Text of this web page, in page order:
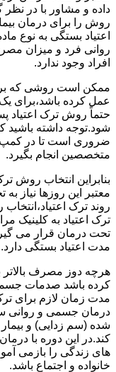
داده و مشاور با در
روش را برای درمان
اعتیاد بستگی به
روانی فرد و میزان
افراد وجود ندارد.
ممکن است روشی که
عمل کرده باشد،برای
حتماً روش ترک اعتیاد
شود.توجه داشته
ضروری است تا در کمپ
متخصصین انجام بگیرد.
بنابراین انتخاب روش
معتبر این روزها نیاز
روند ترک
ترک اعتیاد به کلینیک
تحت درمان قرار می
مدت اعتیاد بستگی دارد.
هرچه دوز مصرف
کرده باشد صدمات
مدت زمان لازم برای
درمان جسمی و روانی
شده (سم زدایی) و
کند.در این دوره با
های زندگی را بازمی
خانواده و اجتماع باشد.